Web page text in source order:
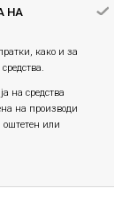
НА
како и за
на средства
на производи
оштетен или
се
замена во